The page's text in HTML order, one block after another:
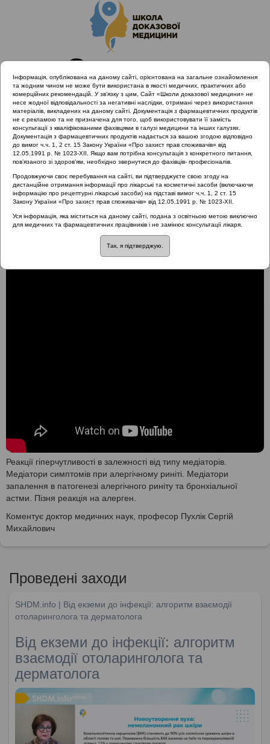
Головна
Проведені заходи
Науково-практична конференція «Сучасні стандарти
діагностики та лікування алергічного риніту»
Медіатори алергічного риніту
Медіатори алергічного
Реакції гіперчутливості в залежності від типу медіаторів.
Медіатори симптомів при алергічному риніті. Медіатори
запалення в патогенезі алергічного риніту та бронхіальної
астми. Пізня реакція на алерген.
Коментує доктор медичних наук, професор Пухлік Сергій
Михайлович
Проведені заходи
SHDM.info | Від екземи до інфекції: алгоритм взаємодії
отоларинголога та дерматолога
Від екземи до інфекції: алгоритм
взаємодії отоларинголога та
дерматолога
Інформація, опублікована на даному сайті, орієнтована на загальне ознайомлення
та жодним чином не може бути використана в якості медичних, практичних або
комерційних рекомендацій. У зв’язку з цим, Сайт «Школи доказової медицини» не
несе жодної відповідальності за негативні наслідки, отримані через використання
матеріалів, викладених на даному сайті. Документація з фармацевтичних продуктів
не є рекламою та не призначена для того, щоб використовувати її замість
консультації з кваліфікованими фахівцями в галузі медицини та інших галузях.
Документація з фармацевтичних продуктів надається за вашою згодою відповідно
до вимог ч.ч. 1, 2 ст. 15 Закону України «Про захист прав споживачів» від
12.05.1991 р. № 1023-XII. Якщо вам потрібна консультація з конкретного питання,
пов’язаного зі здоров’ям, необхідно звернутися до фахівців- професіоналів.
Продовжуючи своє перебування на сайті, ви підтверджуєте свою згоду на
дистанційне отримання інформації про лікарські та косметичні засоби (включаючи
інформацію про рецептурні лікарські засоби) на підставі вимог ч.ч. 1, 2 ст. 15
Закону України «Про захист прав споживачів» від 12.05.1991 р. № 1023-XII.
Уся інформація, яка міститься на даному сайті, подана з освітньою метою виключно
для медичних та фармацевтичних працівників і не замінює консультації лікаря.
Так, я підтверджую.